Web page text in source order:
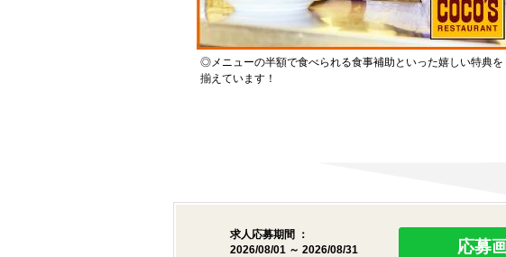
◎メニューの半額で食べられる食事補助といった嬉しい特典を
揃えています！
求人応募期間 ：
2026/08/01 ～ 2026/08/31
応募